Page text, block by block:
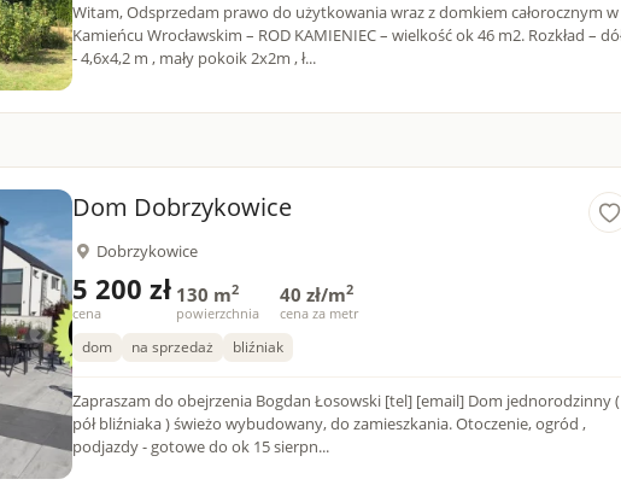
Witam, Odsprzedam prawo do użytkowania wraz z domkiem całorocznym w
Kamieńcu Wrocławskim – ROD KAMIENIEC – wielkość ok 46 m2. Rozkład – dół
- 4,6x4,2 m , mały pokoik 2x2m , ł...
Dom Dobrzykowice
Dobrzykowice
5 200 zł
cena
130 m2
powierzchnia
40 zł/m2
cena za metr
dom na sprzedaż bliźniak
Zapraszam do obejrzenia Bogdan Łosowski [tel] [email] Dom jednorodzinny (
pół bliźniaka ) świeżo wybudowany, do zamieszkania. Otoczenie, ogród ,
podjazdy - gotowe do ok 15 sierpn...